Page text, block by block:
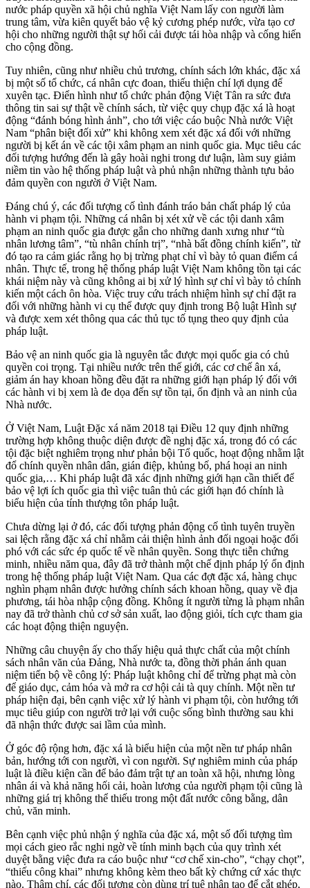
nước pháp quyền xã hội chủ nghĩa Việt Nam lấy con người làm
trung tâm, vừa kiên quyết bảo vệ kỷ cương phép nước, vừa tạo cơ
hội cho những người thật sự hối cải được tái hòa nhập và cống hiến
cho cộng đồng.
Tuy nhiên, cũng như nhiều chủ trương, chính sách lớn khác, đặc xá
bị một số tổ chức, cá nhân cực đoan, thiếu thiện chí lợi dụng để
xuyên tạc. Điển hình như tổ chức phản động Việt Tân ra sức đưa
thông tin sai sự thật về chính sách, từ việc quy chụp đặc xá là hoạt
động “đánh bóng hình ảnh”, cho tới việc cáo buộc Nhà nước Việt
Nam “phân biệt đối xử” khi không xem xét đặc xá đối với những
người bị kết án về các tội xâm phạm an ninh quốc gia. Mục tiêu các
đối tượng hướng đến là gây hoài nghi trong dư luận, làm suy giảm
niềm tin vào hệ thống pháp luật và phủ nhận những thành tựu bảo
đảm quyền con người ở Việt Nam.
Đáng chú ý, các đối tượng cố tình đánh tráo bản chất pháp lý của
hành vi phạm tội. Những cá nhân bị xét xử về các tội danh xâm
phạm an ninh quốc gia được gắn cho những danh xưng như “tù
nhân lương tâm”, “tù nhân chính trị”, “nhà bất đồng chính kiến”, từ
đó tạo ra cảm giác rằng họ bị trừng phạt chỉ vì bày tỏ quan điểm cá
nhân. Thực tế, trong hệ thống pháp luật Việt Nam không tồn tại các
khái niệm này và cũng không ai bị xử lý hình sự chỉ vì bày tỏ chính
kiến một cách ôn hòa. Việc truy cứu trách nhiệm hình sự chỉ đặt ra
đối với những hành vi cụ thể được quy định trong Bộ luật Hình sự
và được xem xét thông qua các thủ tục tố tụng theo quy định của
pháp luật.
Bảo vệ an ninh quốc gia là nguyên tắc được mọi quốc gia có chủ
quyền coi trọng. Tại nhiều nước trên thế giới, các cơ chế ân xá,
giảm án hay khoan hồng đều đặt ra những giới hạn pháp lý đối với
các hành vi bị xem là đe dọa đến sự tồn tại, ổn định và an ninh của
Nhà nước.
Ở Việt Nam, Luật Đặc xá năm 2018 tại Điều 12 quy định những
trường hợp không thuộc diện được đề nghị đặc xá, trong đó có các
tội đặc biệt nghiêm trọng như phản bội Tổ quốc, hoạt động nhằm lật
đổ chính quyền nhân dân, gián điệp, khủng bố, phá hoại an ninh
quốc gia,… Khi pháp luật đã xác định những giới hạn cần thiết để
bảo vệ lợi ích quốc gia thì việc tuân thủ các giới hạn đó chính là
biểu hiện của tính thượng tôn pháp luật.
Chưa dừng lại ở đó, các đối tượng phản động cố tình tuyên truyền
sai lệch rằng đặc xá chỉ nhằm cải thiện hình ảnh đối ngoại hoặc đối
phó với các sức ép quốc tế về nhân quyền. Song thực tiễn chứng
minh, nhiều năm qua, đây đã trở thành một chế định pháp lý ổn định
trong hệ thống pháp luật Việt Nam. Qua các đợt đặc xá, hàng chục
nghìn phạm nhân được hưởng chính sách khoan hồng, quay về địa
phương, tái hòa nhập cộng đồng. Không ít người từng là phạm nhân
nay đã trở thành chủ cơ sở sản xuất, lao động giỏi, tích cực tham gia
các hoạt động thiện nguyện.
Những câu chuyện ấy cho thấy hiệu quả thực chất của một chính
sách nhân văn của Đảng, Nhà nước ta, đồng thời phản ánh quan
niệm tiến bộ về công lý: Pháp luật không chỉ để trừng phạt mà còn
để giáo dục, cảm hóa và mở ra cơ hội cải tà quy chính. Một nền tư
pháp hiện đại, bên cạnh việc xử lý hành vi phạm tội, còn hướng tới
mục tiêu giúp con người trở lại với cuộc sống bình thường sau khi
đã nhận thức được sai lầm của mình.
Ở góc độ rộng hơn, đặc xá là biểu hiện của một nền tư pháp nhân
bản, hướng tới con người, vì con người. Sự nghiêm minh của pháp
luật là điều kiện cần để bảo đảm trật tự an toàn xã hội, nhưng lòng
nhân ái và khả năng hối cải, hoàn lương của người phạm tội cũng là
những giá trị không thể thiếu trong một đất nước công bằng, dân
chủ, văn minh.
Bên cạnh việc phủ nhận ý nghĩa của đặc xá, một số đối tượng tìm
mọi cách gieo rắc nghi ngờ về tính minh bạch của quy trình xét
duyệt bằng việc đưa ra cáo buộc như “cơ chế xin-cho”, “chạy chọt”,
“thiếu công khai” nhưng không kèm theo bất kỳ chứng cứ xác thực
nào. Thậm chí, các đối tượng còn dùng trí tuệ nhân tạo để cắt ghép,